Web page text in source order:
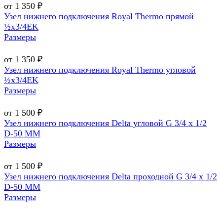
от 1 350 ₽
Узел нижнего подключения Royal Thermo прямой
½х3/4EK
Размеры
от 1 350 ₽
Узел нижнего подключения Royal Thermo угловой
½х3/4EK
Размеры
от 1 500 ₽
Узел нижнего подключения Delta угловой G 3/4 х 1/2
D-50 MM
Размеры
от 1 500 ₽
Узел нижнего подключения Delta проходной G 3/4 х 1/2
D-50 MM
Размеры